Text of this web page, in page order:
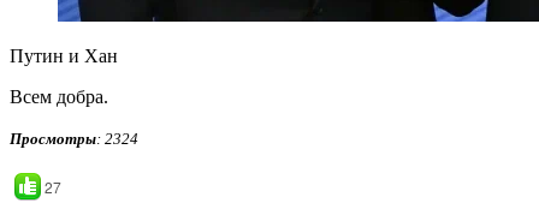
Путин и Хан
Всем добра.
Просмотры: 2324
27